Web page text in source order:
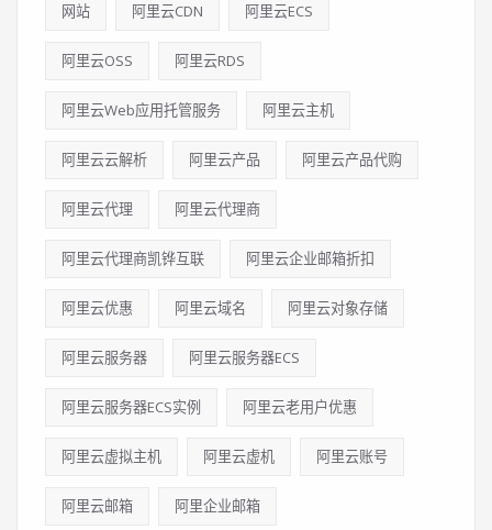
网站 阿里云CDN 阿里云ECS
阿里云OSS 阿里云RDS
阿里云Web应用托管服务 阿里云主机
阿里云云解析 阿里云产品 阿里云产品代购
阿里云代理 阿里云代理商
阿里云代理商凯铧互联 阿里云企业邮箱折扣
阿里云优惠 阿里云域名 阿里云对象存储
阿里云服务器 阿里云服务器ECS
阿里云服务器ECS实例 阿里云老用户优惠
阿里云虚拟主机 阿里云虚机 阿里云账号
阿里云邮箱 阿里企业邮箱